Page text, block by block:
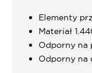
Elementy
Materiał
Odporny na
Odporny na